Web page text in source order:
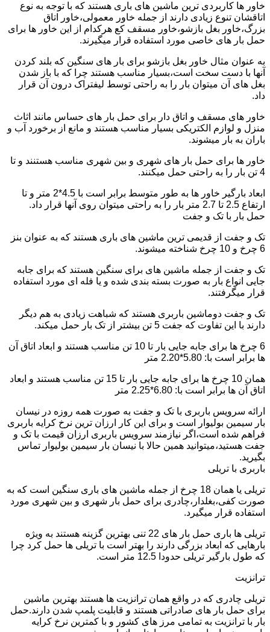
خاور ها کاربردی ترین ماشین های باری هستند که با توجه به نوع
اتاقشان تنوع زیادی دارند از جمله خاور معمولی،خاور اتاق
بزرگ،خاور بغل بازشو،خاور مسقف کع هرکدام از این خاور ها برای
حمل بار های خاصی مورد استفاده قرار میگیرند.
به عنوان مثال خاور بغل بازشو برای بار های سنگین که بلند کردن
آنها با دست سخت است،بسیار مناسب هستند چرا که با باز شدن
بغل های آن میتوان بار را به راحتی توسط لیفتراک درون آن قرار
داد.
خاور های مسقف و اتاق دار برای حمل بار های حساس مانند اثاث
منزل و لوازم الکتریکی بسیار مناسب هستند و مانع از برخورد آب و
باران به بار میشوند.
خاور ها برای حمل بار های شهری و بین شهری مناسب هستنند و تا
4 تن بار را به راحتی حمل میکنند.
ابعاد بارگیر خاور ها به طور متوسط برابر است با 4.5*2 متر و تا
ارتفاع 2.5 تا 2.7 متر بار را به راحتی میتوان روی آنها قرار داد.
حمل بار با تک و جفت
تک و جفت از قدیمی ترین ماشین های باری هستند که به عنوان بنز
6 چرخ و 10 چرخ شناخته میشوند.
تک و جفت از جمله ماشین های برای سنگین هستند که برای جابه
جایی انواع بار به صورت بسته بندی شده و یا فله ای مورد استفاده
قرار میگرفتند.
تک و جفت دوماشین باربری هستند که شباهت زیادی به هم دیگر
دارند با این تفاوت که جفت 5 تن بیشتر از تک بار حمل میکند.
6 چرخ ها برای جابه جایی بار تا 10 تن مناسب هستند و ابعاد اتاق آن
ها برابر است با: 5.80*2.20 متر
همان 10 چرخ ها برای جابه جایی بار تا 15 تن مناسب هستند و ابعاد
اتاق آن ها برابر است با: 6.80*2.25 متر
ارائه سرویس باربری با تک و جفت به صورت همه روزه در نیسان
بار سیمین بولیوار است و برای این کار ارزان ترین نرخ کرایه باربری
فراهم شده است،اگر نیازمند سرویس باربری ارزان قیمت با تک و
جفت هستید،میتوانید همین حالا با نیسان بار سیمین بولیوار تماس
بگیرید.
باربری با تریلی
تریلی یا همان 18 چرخ از جمله ماشین های باری سنگین است که به
صورت کفی،بغلدار،چادری برای حمل بار شهری و بین شهری مورد
استفاده قرار میگیرد.
تریلی ها باری حمل بار های 22 تنی بهترین گزینه هستند به ویژه
بارهایی که ابعاد بزرگی دارند را بهتر است با تریلی ها حمل کرد چرا
که طول بارگیر تریلی حدودا 12.5 متر است.
ترانزیت
تریلی چادری که در واقع همان ترانزیت ها هستند بهترین ماشین
برای حمل بار های صادراتی هستند و قابلیت پلمپ شدن دارند.حمل
بار با ترانزیت به تمامی مرز های کشور و با کمترین نرخ کرایه